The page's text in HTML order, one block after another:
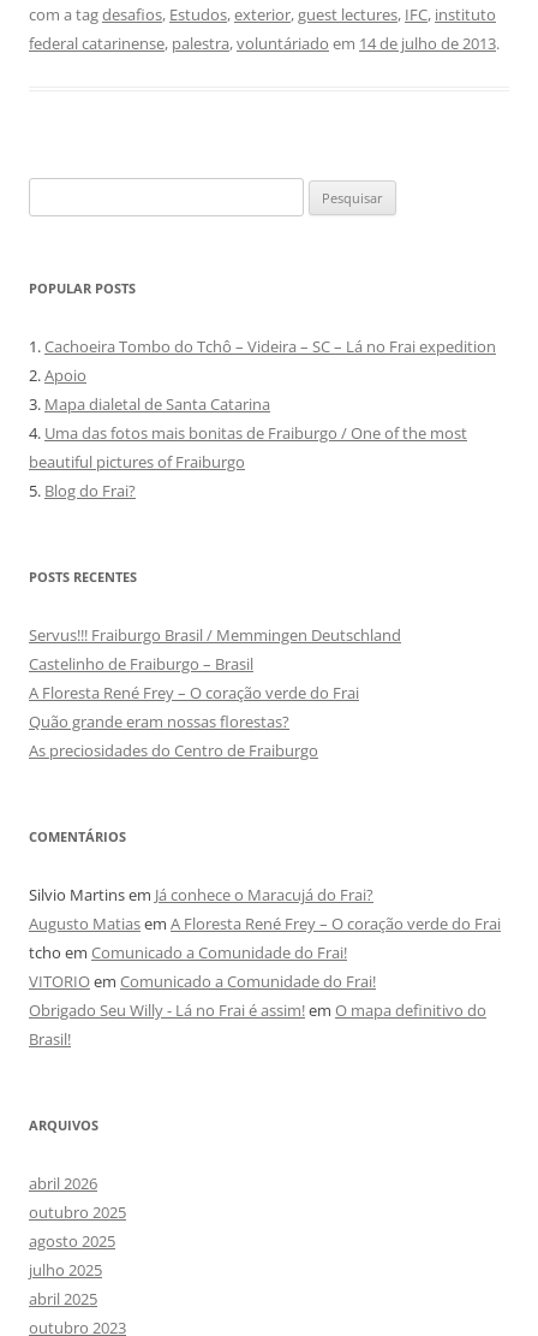
com a tagdesafios, Estudos,exterior,guest lectures, IFC, instituto
federal catarinense, palestra,voluntáriado em 14 de julho de 2013.
por:
POPULAR POSTS
1.Cachoeira Tombo do Tchô – Videira – SC – Lá no Frai expedition
2.Apoio
3. Mapa dialetal de Santa Catarina
4. Uma das fotos mais bonitas de Fraiburgo / One of the most
beautiful pictures of Fraiburgo
5. Blog do Frai?
POSTS RECENTES
Servus!!! Fraiburgo Brasil / Memmingen Deutschland
Castelinho de Fraiburgo – Brasil
A Floresta René Frey – O coração verde do Frai
Quão grande eram nossas florestas?
As preciosidades do Centro de Fraiburgo
COMENTÁRIOS
Silvio Martinsem Já conhece o Maracujá do Frai?
Augusto Matiasem A Floresta René Frey – O coração verde do Frai
tcho em Comunicado a Comunidade do Frai!
VITORIOem Comunicado a Comunidade do Frai!
Obrigado Seu Willy - Lá no Frai é assim!em O mapa definitivo do
Brasil!
ARQUIVOS
abril 2026
outubro 2025
agosto 2025
julho 2025
abril 2025
outubro 2023